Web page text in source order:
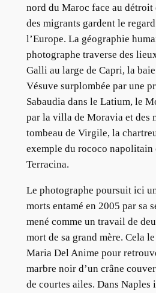
nord du Maroc face au détroit
des migrants gardent le
l’Europe. La géographie
photographe traverse des
Galli au large de Capri, la
Vésuve surplombée par une
Sabaudia dans le Latium, le
par la villa de Moravia et des
tombeau de Virgile, la
exemple du rococo napolitain
Terracina.
Le photographe poursuit ici
morts entamé en 2005 par sa
mené comme un travail de
mort de sa grand mère. Cela
Maria Del Anime pour
marbre noir d’un crâne
de courtes ailes. Dans Naples